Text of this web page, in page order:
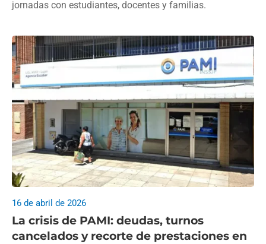
jornadas con estudiantes, docentes y familias.
La crisis de PAMI: deudas, turnos
cancelados y recorte de prestaciones en
16 de abril de 2026